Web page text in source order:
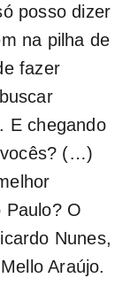
posso dizer
na pilha de
fazer
E chegando
vocês? (…)
Paulo? O
Nunes,
Araújo.